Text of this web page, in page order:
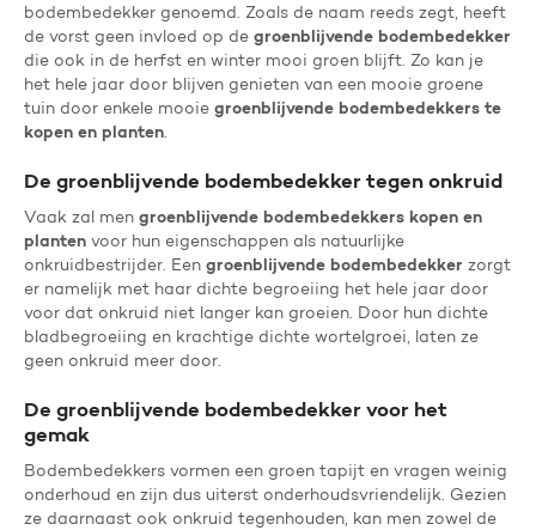
bodembedekker genoemd. Zoals de naam reeds zegt, heeft
de vorst geen invloed op de groenblijvende bodembedekker
die ook in de herfst en winter mooi groen blijft. Zo kan je
het hele jaar door blijven genieten van een mooie groene
tuin door enkele mooie groenblijvende bodembedekkers te
kopen en planten.
De groenblijvende bodembedekker tegen onkruid
Vaak zal men groenblijvende bodembedekkers kopen en
planten voor hun eigenschappen als natuurlijke
onkruidbestrijder. Een groenblijvende bodembedekker zorgt
er namelijk met haar dichte begroeiing het hele jaar door
voor dat onkruid niet langer kan groeien. Door hun dichte
bladbegroeiing en krachtige dichte wortelgroei, laten ze
geen onkruid meer door.
De groenblijvende bodembedekker voor het
gemak
Bodembedekkers vormen een groen tapijt en vragen weinig
onderhoud en zijn dus uiterst onderhoudsvriendelijk. Gezien
ze daarnaast ook onkruid tegenhouden, kan men zowel de